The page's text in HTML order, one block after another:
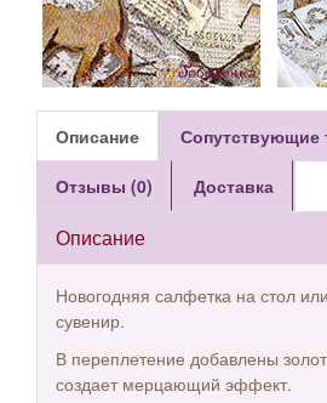
Описание Сопутствующие
Отзывы (0) Доставка
Описание
Новогодняя салфетка на стол
сувенир.
В переплетение добавлены
создает мерцающий эффект.